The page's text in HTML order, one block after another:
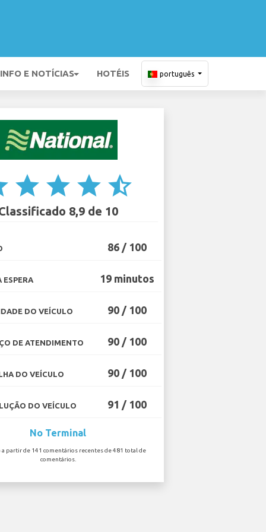
INFO E NOTÍCIAS HOTÉIS português
star star star star_half
8,9 de 10
86 / 100
ESPERA 19 minutos
DO VEÍCULO 90 / 100
DE ATENDIMENTO 90 / 100
DO VEÍCULO 90 / 100
DO VEÍCULO 91 / 100
No Terminal
a partir de 141 comentários recentes de 481 total de
comentários.